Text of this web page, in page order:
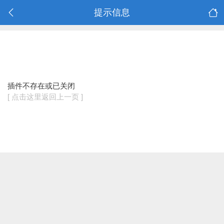
提示信息
插件不存在或已关闭
[ 点击这里返回上一页 ]